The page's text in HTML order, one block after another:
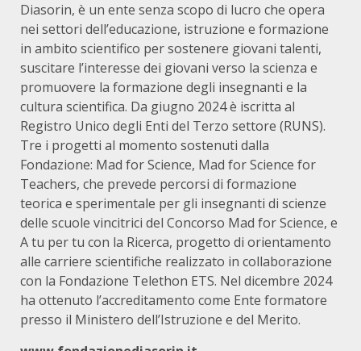
Diasorin, è un ente senza scopo di lucro che opera
nei settori dell’educazione, istruzione e formazione
in ambito scientifico per sostenere giovani talenti,
suscitare l’interesse dei giovani verso la scienza e
promuovere la formazione degli insegnanti e la
cultura scientifica. Da giugno 2024 è iscritta al
Registro Unico degli Enti del Terzo settore (RUNS).
Tre i progetti al momento sostenuti dalla
Fondazione: Mad for Science, Mad for Science for
Teachers, che prevede percorsi di formazione
teorica e sperimentale per gli insegnanti di scienze
delle scuole vincitrici del Concorso Mad for Science, e
A tu per tu con la Ricerca, progetto di orientamento
alle carriere scientifiche realizzato in collaborazione
con la Fondazione Telethon ETS. Nel dicembre 2024
ha ottenuto l’accreditamento come Ente formatore
presso il Ministero dell’Istruzione e del Merito.